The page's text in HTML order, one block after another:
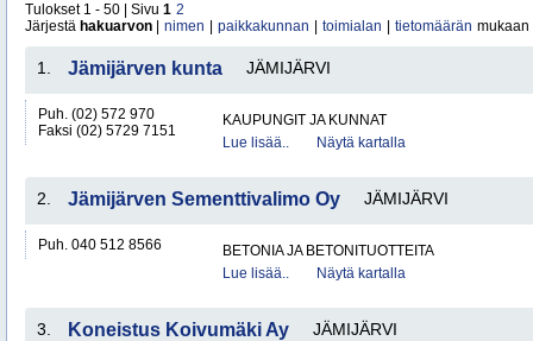
Tulokset 1 - 50 | Sivu 1 2
Järjestä hakuarvon nimen paikkakunnan toimialan tietomäärän mukaan
1. Jämijärven kunta JÄMIJÄRVI
Puh. (02) 572 970
Faksi (02) 5729 7151
KAUPUNGIT JA KUNNAT
Lue lisää..
Näytä kartalla
2. Jämijärven Sementtivalimo Oy JÄMIJÄRVI
Puh. 040 512 8566
BETONIA JA BETONITUOTTEITA
Lue lisää..
Näytä kartalla
3. Koneistus Koivumäki Ay JÄMIJÄRVI